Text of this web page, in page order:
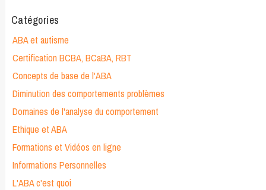
Catégories
ABA et autisme
Certification BCBA, BCaBA, RBT
Concepts de base de l'ABA
Diminution des comportements problèmes
Domaines de l'analyse du comportement
Ethique et ABA
Formations et Vidéos en ligne
Informations Personnelles
L'ABA c'est quoi